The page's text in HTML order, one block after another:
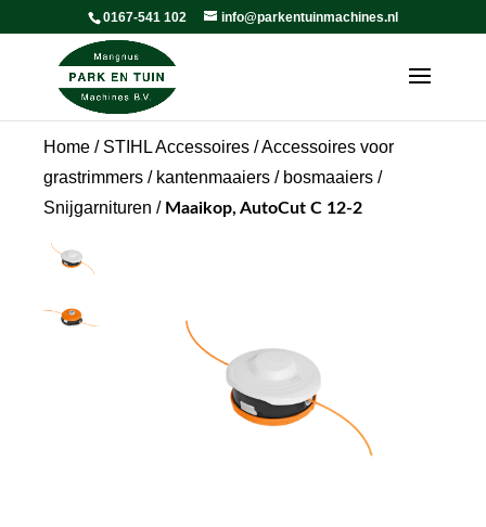
0167-541 102 info@parkentuinmachines.nl
Home / STIHL Accessoires /Accessoires voor
grastrimmers / kantenmaaiers / bosmaaiers /
Snijgarnituren / Maaikop, AutoCut C 12-2